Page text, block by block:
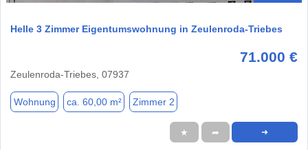
Helle 3 Zimmer Eigentumswohnung in Zeulenroda-Triebes
71.000 €
Zeulenroda-Triebes, 07937
Wohnung ca. 60,00 m² Zimmer 2
★ ➦ ➜